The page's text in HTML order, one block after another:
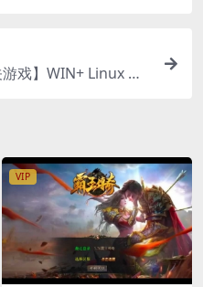
戏】WIN+ Linux 服
VIP